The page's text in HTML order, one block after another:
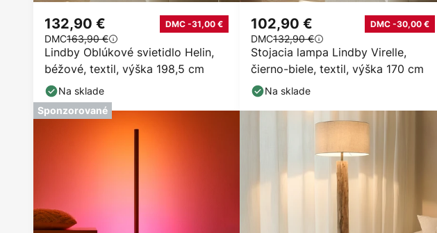
Lindby Oblúkové svietidlo Helin,
béžové, textil, výška 198,5 cm
132,90 € DMC -31,00 €
DMC163,90 €
Na sklade
Stojacia lampa Lindby Virelle,
čierno-biele, textil, výška 170 cm
102,90 € DMC -30,00 €
DMC132,90 €
Na sklade
Sponzorované